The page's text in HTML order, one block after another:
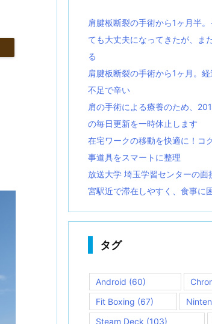
肩腱板断裂の手術から1ヶ月半
ても大丈夫になってきたが、ま
る
肩腱板断裂の手術から1ヶ月。
不足で辛い
肩の手術による療養のため、
の毎日更新を一時休止します
在宅ワークの移動を快適に！コ
事道具をスマートに整理
放送大学 埼玉学習センターの
宮駅近で滞在しやすく、食事に
タグ
Android (60)
Fit Boxing (67)
Steam Deck (103)